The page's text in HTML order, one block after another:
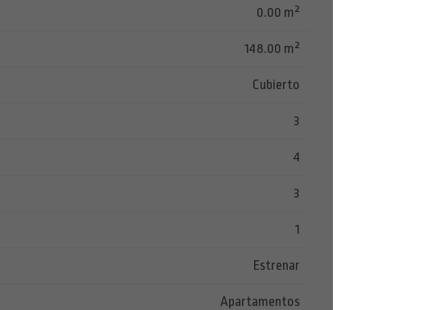
0.00 m²
148.00 m²
Cubierto
3
4
3
1
Estrenar
Apartamentos